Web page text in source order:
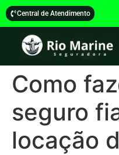
Central de Atendimento
Como
seguro
locação